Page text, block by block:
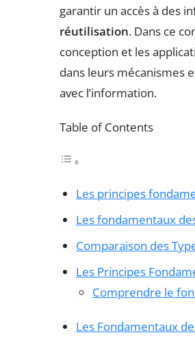
garantir un accès à des
réutilisation. Dans ce
conception et les
dans leurs mécanismes
avec l’information.
Table of Contents
Les principes
Les fondamentaux
Comparaison des
Les Principes
Comprendre le
Les Fondamentaux